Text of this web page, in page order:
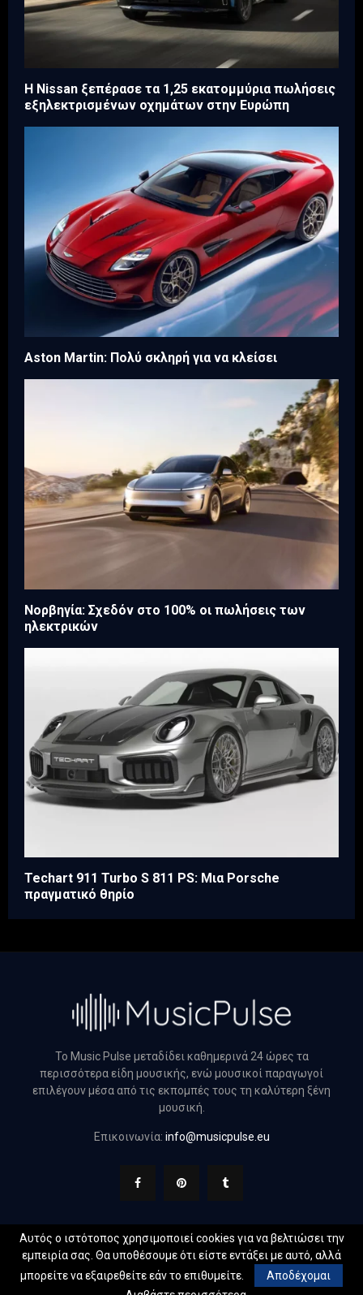
H Nissan ξεπέρασε τα 1,25 εκατομμύρια πωλήσεις
εξηλεκτρισμένων οχημάτων στην Ευρώπη
Aston Martin: Πολύ σκληρή για να κλείσει
Νορβηγία: Σχεδόν στο 100% οι πωλήσεις των
ηλεκτρικών
Techart 911 Turbo S 811 PS: Μια Porsche
πραγματικό θηρίο
Το Music Pulse μεταδίδει καθημερινά 24 ώρες τα
περισσότερα είδη μουσικής, ενώ μουσικοί παραγωγοί
επιλέγουν μέσα από τις εκπομπές τους τη καλύτερη ξένη
μουσική.
Επικοινωνία: info@musicpulse.eu
@2022 - musicpulse.eu. All Right Reserved. Designed and
Developed by Web Technical
Αυτός ο ιστότοπος χρησιμοποιεί cookies για να βελτιώσει την
εμπειρία σας. Θα υποθέσουμε ότι είστε εντάξει με αυτό, αλλά
μπορείτε να εξαιρεθείτε εάν το επιθυμείτε.
Αποδέχομαι